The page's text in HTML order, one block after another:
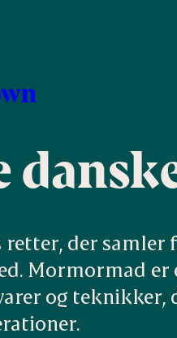
der
Mormormad er
og teknikker,